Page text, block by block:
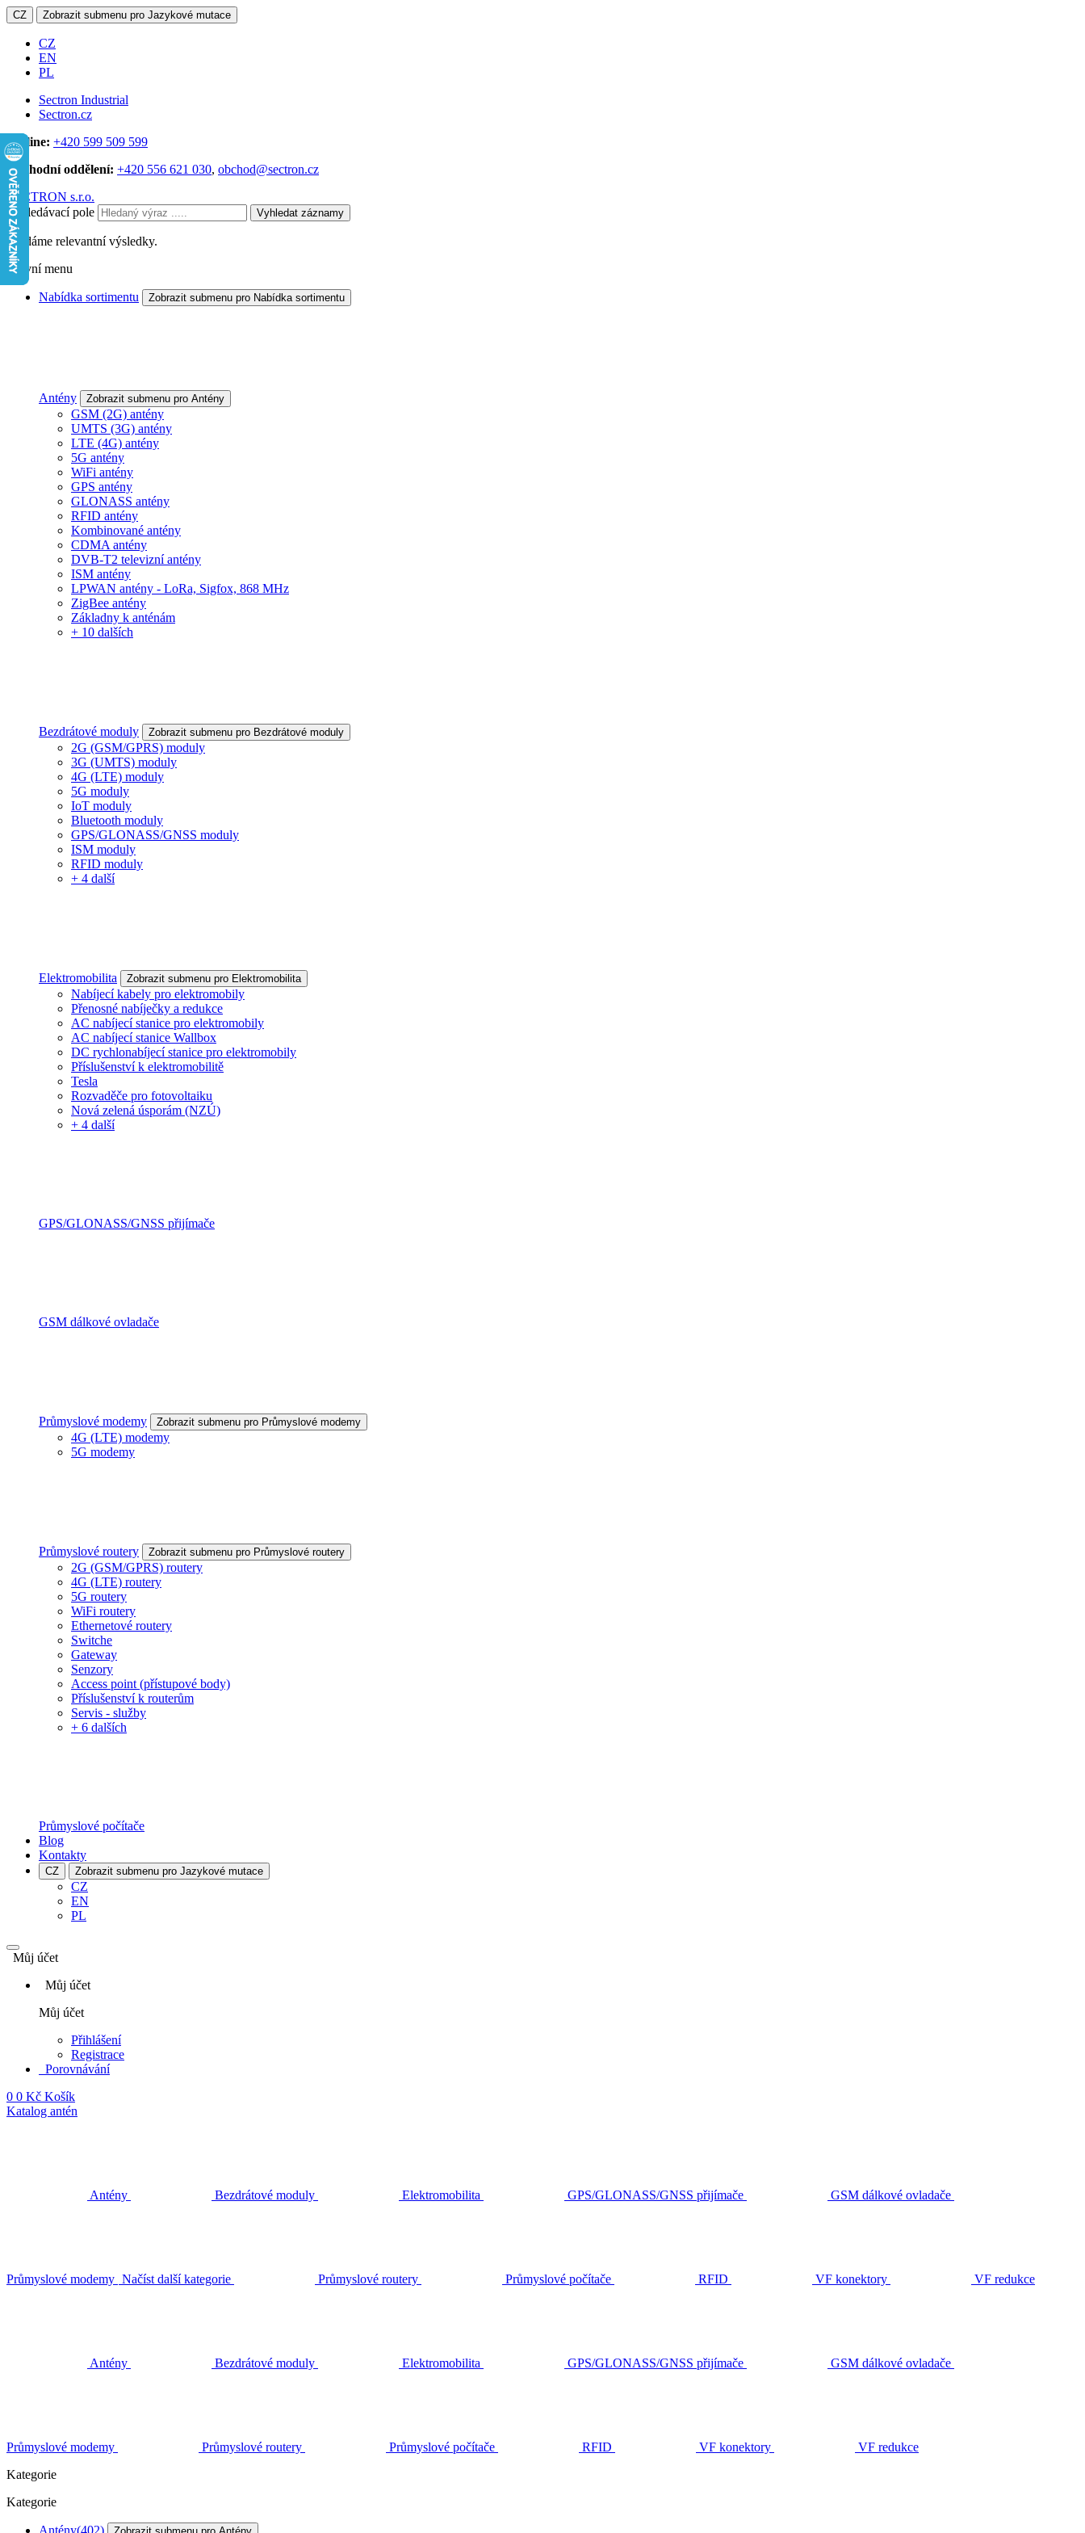
CZ Zobrazit submenu pro Jazykové mutace
CZ
EN
PL
Sectron Industrial
Sectron.cz
Hotline: +420 599 509 599
Obchodní oddělení: +420 556 621 030, obchod@sectron.cz
SECTRON s.r.o.
Vyhledávací pole
Vyhledat záznamy
Hledáme relevantní výsledky.
Hlavní menu
Nabídka sortimentu Zobrazit submenu pro Nabídka sortimentu
Antény Zobrazit submenu pro Antény
GSM (2G) antény
UMTS (3G) antény
LTE (4G) antény
5G antény
WiFi antény
GPS antény
GLONASS antény
RFID antény
Kombinované antény
CDMA antény
DVB-T2 televizní antény
ISM antény
LPWAN antény - LoRa, Sigfox, 868 MHz
ZigBee antény
Základny k anténám
+ 10 dalších
Bezdrátové moduly Zobrazit submenu pro Bezdrátové moduly
2G (GSM/GPRS) moduly
3G (UMTS) moduly
4G (LTE) moduly
5G moduly
IoT moduly
Bluetooth moduly
GPS/GLONASS/GNSS moduly
ISM moduly
RFID moduly
+ 4 další
Elektromobilita Zobrazit submenu pro Elektromobilita
Nabíjecí kabely pro elektromobily
Přenosné nabíječky a redukce
AC nabíjecí stanice pro elektromobily
AC nabíjecí stanice Wallbox
DC rychlonabíjecí stanice pro elektromobily
Příslušenství k elektromobilitě
Tesla
Rozvaděče pro fotovoltaiku
Nová zelená úsporám (NZÚ)
+ 4 další
GPS/GLONASS/GNSS přijímače
GSM dálkové ovladače
Průmyslové modemy Zobrazit submenu pro Průmyslové modemy
4G (LTE) modemy
5G modemy
Průmyslové routery Zobrazit submenu pro Průmyslové routery
2G (GSM/GPRS) routery
4G (LTE) routery
5G routery
WiFi routery
Ethernetové routery
Switche
Gateway
Senzory
Access point (přístupové body)
Příslušenství k routerům
Servis - služby
+ 6 dalších
Průmyslové počítače
Blog
Kontakty
CZ Zobrazit submenu pro Jazykové mutace
CZ
EN
PL
Můj účet
Můj účet
Můj účet
Přihlášení
Registrace
Porovnávání
0 0 Kč Košík
Katalog antén
Antény Bezdrátové moduly Elektromobilita GPS/GLONASS/GNSS přijímače GSM dálkové ovladače
Průmyslové modemy Načíst další kategorie Průmyslové routery Průmyslové počítače RFID VF konektory VF redukce
Antény Bezdrátové moduly Elektromobilita GPS/GLONASS/GNSS přijímače GSM dálkové ovladače
Průmyslové modemy Průmyslové routery Průmyslové počítače RFID VF konektory
VF redukce
Kategorie
Kategorie
Antény(402)